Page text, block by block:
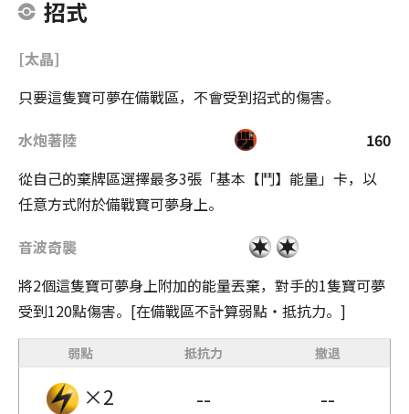
招式
[太晶]
只要這隻寶可夢在備戰區，不會受到招式的傷害。
水炮著陸
160
從自己的棄牌區選擇最多3張「基本【鬥】能量」卡，以
任意方式附於備戰寶可夢身上。
音波奇襲
將2個這隻寶可夢身上附加的能量丟棄，對手的1隻寶可夢
受到120點傷害。[在備戰區不計算弱點・抵抗力。]
弱點 抵抗力 撤退
×2 -- --